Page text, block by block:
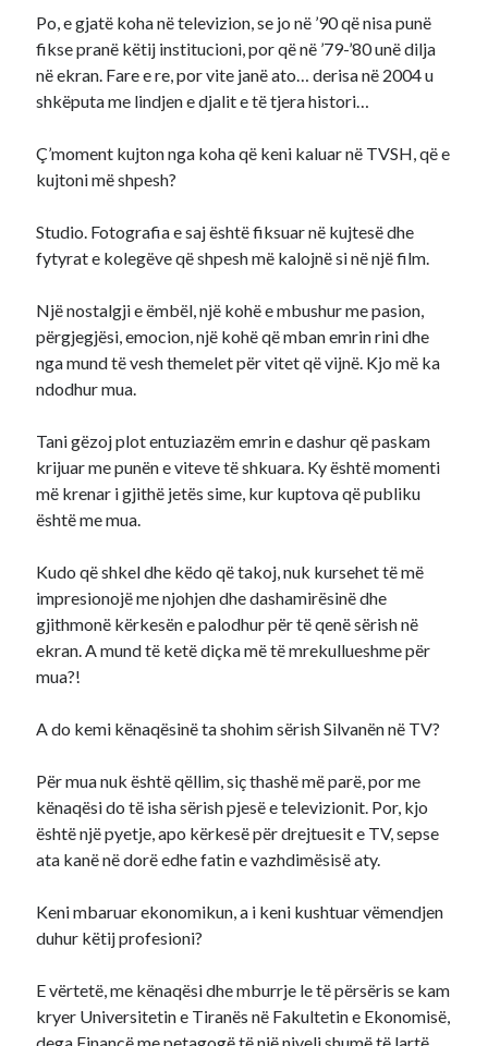
Po, e gjatë koha në televizion, se jo në ’90 që nisa punë
fikse pranë këtij institucioni, por që në ’79-’80 unë dilja
në ekran. Fare e re, por vite janë ato… derisa në 2004 u
shkëputa me lindjen e djalit e të tjera histori…
Ç’moment kujton nga koha që keni kaluar në TVSH, që e
kujtoni më shpesh?
Studio. Fotografia e saj është fiksuar në kujtesë dhe
fytyrat e kolegëve që shpesh më kalojnë si në një film.
Një nostalgji e ëmbël, një kohë e mbushur me pasion,
përgjegjësi, emocion, një kohë që mban emrin rini dhe
nga mund të vesh themelet për vitet që vijnë. Kjo më ka
ndodhur mua.
Tani gëzoj plot entuziazëm emrin e dashur që paskam
krijuar me punën e viteve të shkuara. Ky është momenti
më krenar i gjithë jetës sime, kur kuptova që publiku
është me mua.
Kudo që shkel dhe këdo që takoj, nuk kursehet të më
impresionojë me njohjen dhe dashamirësinë dhe
gjithmonë kërkesën e palodhur për të qenë sërish në
ekran. A mund të ketë diçka më të mrekullueshme për
mua?!
A do kemi kënaqësinë ta shohim sërish Silvanën në TV?
Për mua nuk është qëllim, siç thashë më parë, por me
kënaqësi do të isha sërish pjesë e televizionit. Por, kjo
është një pyetje, apo kërkesë për drejtuesit e TV, sepse
ata kanë në dorë edhe fatin e vazhdimësisë aty.
Keni mbaruar ekonomikun, a i keni kushtuar vëmendjen
duhur këtij profesioni?
E vërtetë, me kënaqësi dhe mburrje le të përsëris se kam
kryer Universitetin e Tiranës në Fakultetin e Ekonomisë,